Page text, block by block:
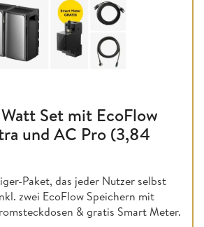
Set mit EcoFlow
und AC Pro (3,84
Paket, das jeder Nutzer selbst
zwei EcoFlow Speichern mit
& gratis Smart Meter.